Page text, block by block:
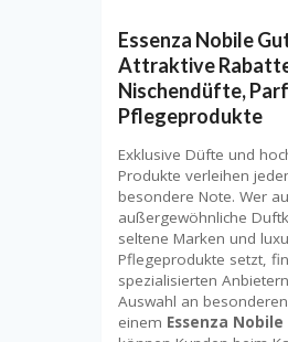
Essenza Nobile
Attraktive
Nischendüfte,
Pflegeprodukte
Exklusive Düfte und
Produkte verleihen
besondere Note. Wer
außergewöhnliche
seltene Marken und
Pflegeprodukte setzt,
spezialisierten
Auswahl an
einem Essenza